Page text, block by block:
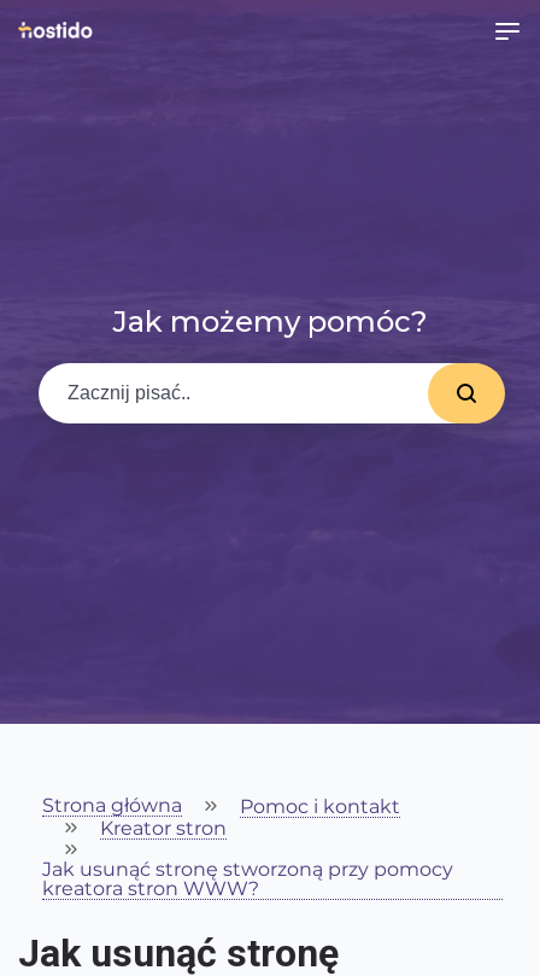
Jak możemy pomóc?
Strona główna
Pomoc i kontakt
Kreator stron
Jak usunąć stronę stworzoną przy pomocy
kreatora stron WWW?
Jak usunąć stronę